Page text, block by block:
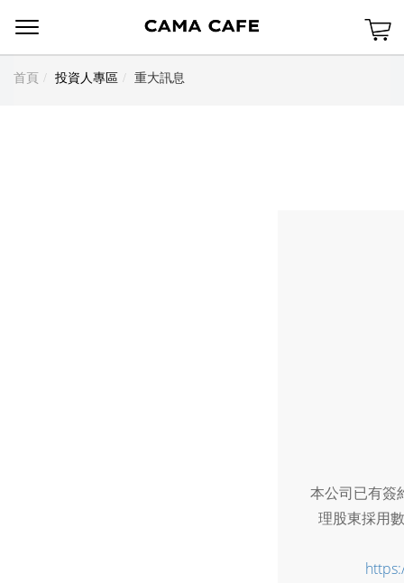
首頁 投資人專區 重大訊息
本公司已有簽
理股東採用